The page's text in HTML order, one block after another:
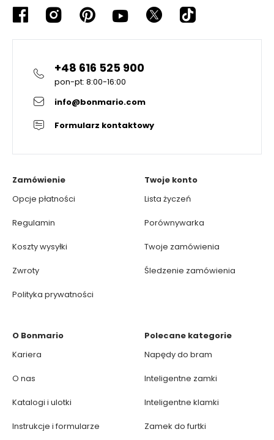
+48 616 525 900
pon-pt: 8:00-16:00
info@bonmario.com
Formularz kontaktowy
Zamówienie
Opcje płatności
Regulamin
Koszty wysyłki
Zwroty
Polityka prywatności
Twoje konto
Lista życzeń
Porównywarka
Twoje zamówienia
Śledzenie zamówienia
O Bonmario
Kariera
O nas
Katalogi i ulotki
Instrukcje i formularze
Polecane kategorie
Napędy do bram
Inteligentne zamki
Inteligentne klamki
Zamek do furtki